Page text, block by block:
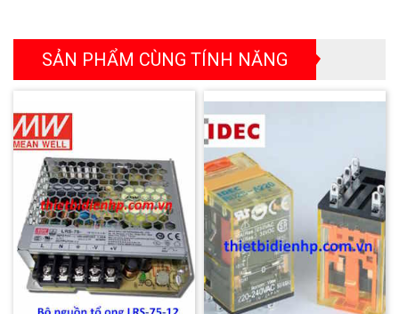
SẢN PHẨM CÙNG TÍNH NĂNG